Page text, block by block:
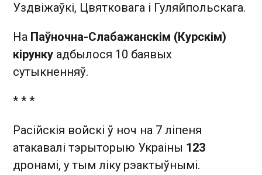
Уздвіжаўкі, Цвятковага і Гуляйпольскага.
На Паўночна-Слабажанскім (Курскім)
кірунку адбылося 10 баявых
сутыкненняў.
* * *
Расійскія войскі ў ноч на 7 ліпеня
атакавалі тэрыторыю Украіны 123
дронамі, у тым ліку рэактыўнымі.